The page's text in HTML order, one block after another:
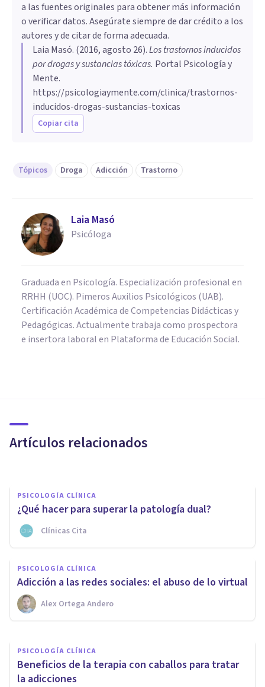
a las fuentes originales para obtener más información
o verificar datos. Asegúrate siempre de dar crédito a los
autores y de citar de forma adecuada.
Laia Masó. (2016, agosto 26).​Los trastornos inducidos
por drogas y sustancias tóxicas. Portal Psicología y
Mente.
https://psicologiaymente.com/clinica/trastornos-
inducidos-drogas-sustancias-toxicas
Copiar cita
Tópicos Droga Adicción Trastorno
Laia Masó
Psicóloga
Graduada en Psicología. Especialización profesional en
RRHH (UOC). Pimeros Auxilios Psicológicos (UAB).
Certificación Académica de Competencias Didácticas y
Pedagógicas. Actualmente trabaja como prospectora
e insertora laboral en Plataforma de Educación Social.
Artículos relacionados
trastorno de aprendizaje?
PSICOLOGÍA CLÍNICA
¿Qué hacer para superar la patología dual?
Clínicas Cita
PSICOLOGÍA CLÍNICA
Adicción a las redes sociales: el abuso de lo virtual
Alex Ortega Andero
Contracondicionamiento: usos
terapéuticos de esta técnica
Arturo Torres
PSICOLOGÍA CLÍNICA
Beneficios de la terapia con caballos para tratar
la adicciones